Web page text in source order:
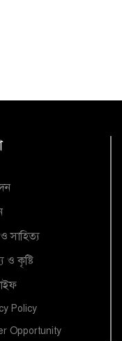
সাহিত্য
ও কৃষ্টি
Policy
Opportunity